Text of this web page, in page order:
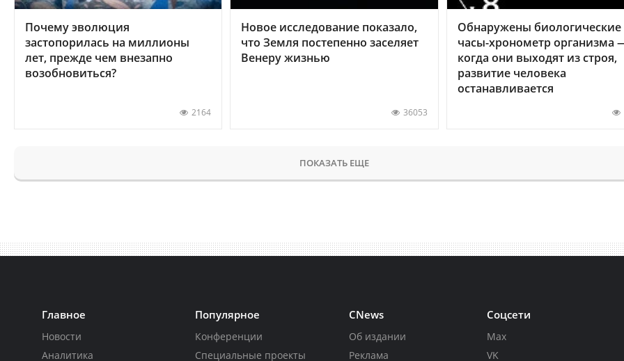
Почему эволюция
застопорилась на миллионы
лет, прежде чем внезапно
возобновиться?
2164
Новое исследование показало,
что Земля постепенно заселяет
Венеру жизнью
36053
Обнаружены биологические
часы-хронометр организма
когда они выходят из строя,
развитие человека
останавливается
ПОКАЗАТЬ ЕЩЕ
Главное
Новости
Аналитика
Популярное
Конференции
Специальные проекты
CNews
Об издании
Реклама
Соцсети
Max
VK